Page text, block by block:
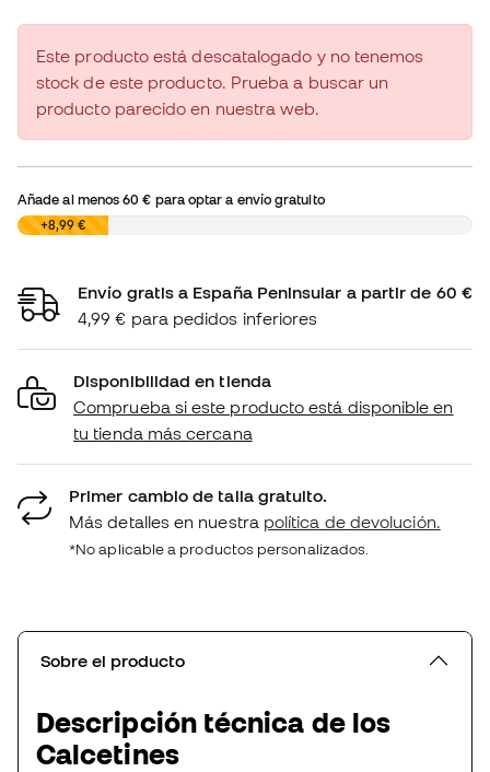
Este producto está descatalogado y no tenemos
stock de este producto. Prueba a buscar un
producto parecido en nuestra web.
Añade al menos60 € para optar a envío gratuito
0,00 €+8,99 €
Envío gratis a España Peninsular a partir de 60 €
4,99 € para pedidos inferiores
Disponibilidad en tienda
Comprueba si este producto está disponible en
tu tienda más cercana
Primer cambio de talla gratuito.
Más detalles en nuestra política de devolución.
*No aplicable a productos personalizados.
Sobre el producto
Descripción técnica de los
Calcetines